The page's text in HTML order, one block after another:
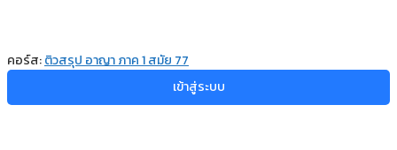
คอร์ส:ติวสรุป อาญา ภาค 1 สมัย 77
เข้าสู่ระบบ